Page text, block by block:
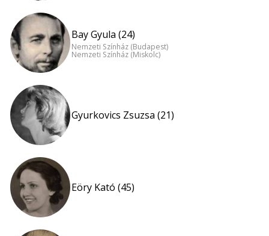
Bay Gyula (24)
Nemzeti Színház (Budapest)
Nemzeti Színház (Miskolc)
Gyurkovics Zsuzsa (21)
Eöry Kató (45)